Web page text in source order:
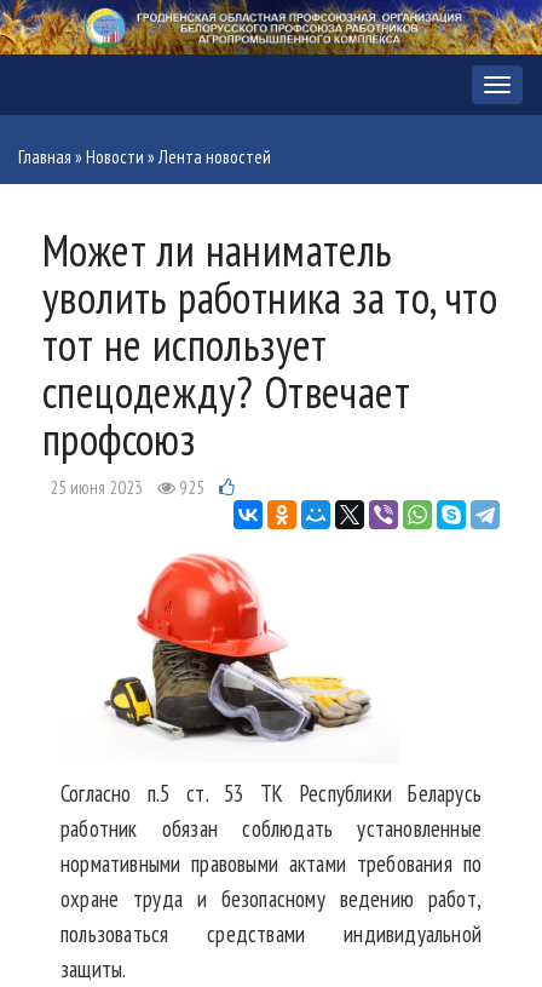
Меню
Главная »Новости »Лента новостей
Может ли наниматель
уволить работника за то, что
тот не использует
спецодежду? Отвечает
профсоюз
25 июня 2023 925
Согласно п.5 ст. 53 ТК Республики Беларусь
работник обязан соблюдать установленные
нормативными правовыми актами требования по
охране труда и безопасному ведению работ,
пользоваться средствами индивидуальной
защиты.